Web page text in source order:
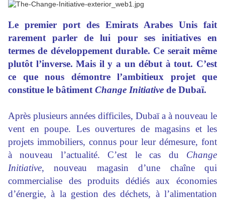
Le premier port des Emirats Arabes Unis fait
rarement parler de lui pour ses initiatives en
termes de développement durable. Ce serait même
plutôt l’inverse. Mais il y a un début à tout. C’est
ce que nous démontre l’ambitieux projet que
constitue le bâtiment Change Initiative de Dubaï.
Après plusieurs années difficiles, Dubaï a à nouveau le
vent en poupe. Les ouvertures de magasins et les
projets immobiliers, connus pour leur démesure, font
à nouveau l’actualité. C’est le cas du Change
Initiative, nouveau magasin d’une chaîne qui
commercialise des produits dédiés aux économies
d’énergie, à la gestion des déchets, à l’alimentation